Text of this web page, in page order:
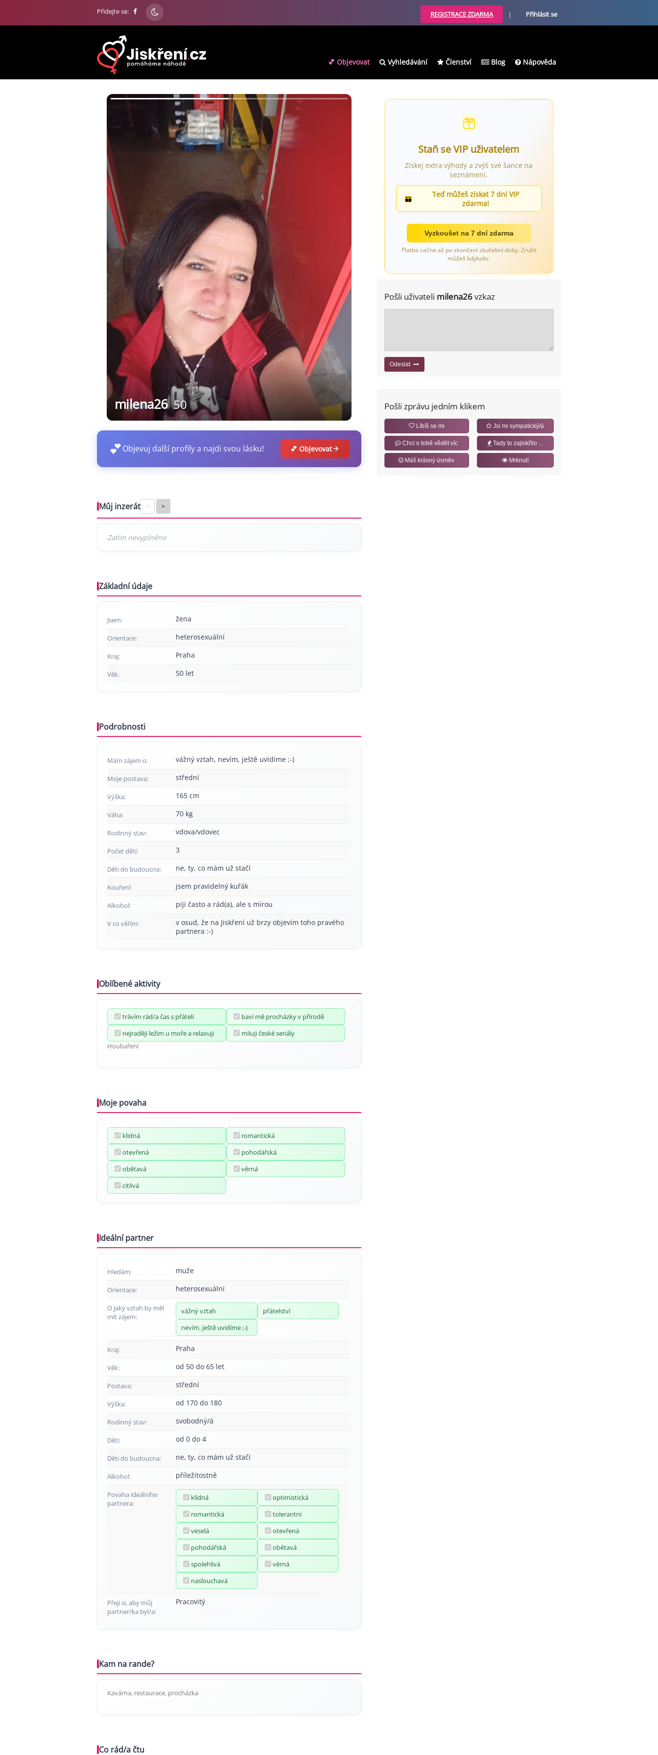
Přidejte se: REGISTRACE ZDARMA | Přihlásit se
💕 Objevovat Vyhledávání Členství Blog Nápověda
milena26 50
💕Objevuj další profily a najdi svou lásku! 💕 Objevovat
Můj inzerát < >
Základní údaje
Jsem: žena
Orientace: heterosexuální
Kraj: Praha
Věk: 50 let
Podrobnosti
Mám zájem o: vážný vztah, nevím, ještě uvidíme ;-)
Moje postava: střední
Výška: 165 cm
Váha: 70 kg
Rodinný stav: vdova/vdovec
Počet dětí: 3
Děti do budoucna: ne, ty, co mám už stačí
Kouření: jsem pravidelný kuřák
Alkohol: piji často a rád(a), ale s mírou
V co věřím:
v osud, že na Jiskření už brzy objevím toho pravého
partnera :-)
Oblíbené aktivity
trávím rád/a čas s přáteli
baví mě procházky v přírodě
nejraději ležím u moře a relaxuji
miluji české seriály
Houbaření
Moje povaha
klidná
romantická
otevřená
pohodářská
obětavá
věrná
citlivá
Ideální partner
Hledám: muže
Orientace: heterosexuální
O jaký vztah by měl
mít zájem:
vážný vztah
přátelství
nevím, ještě uvidíme ;-)
Kraj: Praha
Věk: od 50 do 65 let
Postava: střední
Výška: od 170 do 180
Rodinný stav: svobodný/á
Děti: od 0 do 4
Děti do budoucna: ne, ty, co mám už stačí
Alkohol: příležitostně
Povaha ideálního
partnera:
klidná
optimistická
romantická
tolerantní
veselá
otevřená
pohodářská
obětavá
spolehlivá
věrná
naslouchavá
Přeji si, aby můj
partner/ka byl/a:
Pracovitý
Kam na rande?
Kavárna, restaurace, procházka
Co rád/a čtu
Staň se VIP uživatelem
Získej extra výhody a zvýš své šance na
seznámení.
Teď můžeš získat 7 dní VIP
zdarma!
Vyzkoušet na 7 dní zdarma
Platba začne až po skončení zkušební doby. Zrušit
můžeš kdykoliv.
Pošli uživateli milena26vzkaz
Odeslat
Pošli zprávu jedním klikem
Líbíš se mi Jsi mi sympatický/á
Chci o tobě vědět víc Tady to zajiskřilo ...
Máš krásný úsměv Mrknutí